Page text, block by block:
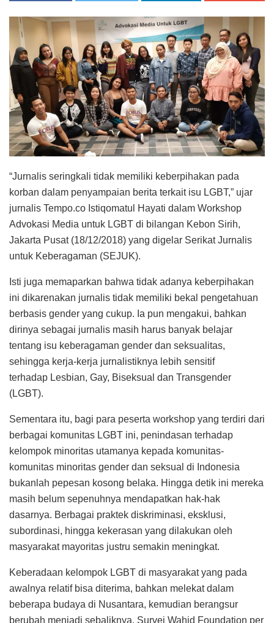
“Jurnalis seringkali tidak memiliki keberpihakan pada
korban dalam penyampaian berita terkait isu LGBT,” ujar
jurnalis Tempo.co Istiqomatul Hayati dalam Workshop
Advokasi Media untuk LGBT di bilangan Kebon Sirih,
Jakarta Pusat (18/12/2018) yang digelar Serikat Jurnalis
untuk Keberagaman (SEJUK).
Isti juga memaparkan bahwa tidak adanya keberpihakan
ini dikarenakan jurnalis tidak memiliki bekal pengetahuan
berbasis gender yang cukup. Ia pun mengakui, bahkan
dirinya sebagai jurnalis masih harus banyak belajar
tentang isu keberagaman gender dan seksualitas,
sehingga kerja-kerja jurnalistiknya lebih sensitif
terhadap Lesbian, Gay, Biseksual dan Transgender
(LGBT).
Sementara itu, bagi para peserta workshop yang terdiri dari
berbagai komunitas LGBT ini, penindasan terhadap
kelompok minoritas utamanya kepada komunitas-
komunitas minoritas gender dan seksual di Indonesia
bukanlah pepesan kosong belaka. Hingga detik ini mereka
masih belum sepenuhnya mendapatkan hak-hak
dasarnya. Berbagai praktek diskriminasi, eksklusi,
subordinasi, hingga kekerasan yang dilakukan oleh
masyarakat mayoritas justru semakin meningkat.
Keberadaan kelompok LGBT di masyarakat yang pada
awalnya relatif bisa diterima, bahkan melekat dalam
beberapa budaya di Nusantara, kemudian berangsur
berubah menjadi sebaliknya. Survei Wahid Foundation per